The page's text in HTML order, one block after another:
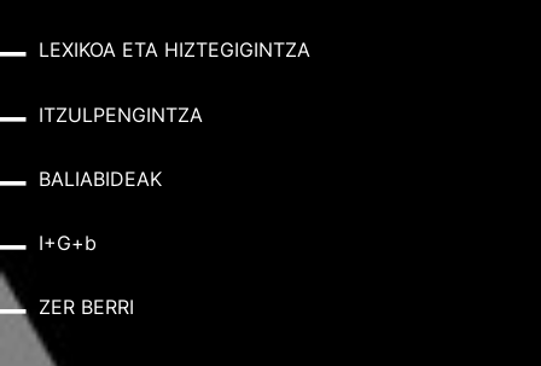
LEXIKOA ETA HIZTEGIGINTZA
ITZULPENGINTZA
BALIABIDEAK
I+G+b
ZER BERRI